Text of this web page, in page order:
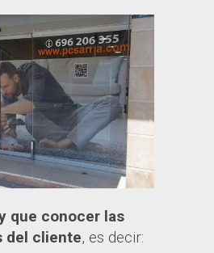
que conocer las
del cliente, es decir: